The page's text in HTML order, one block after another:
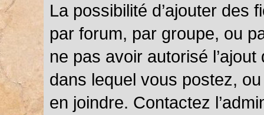
La possibilité d’ajouter des
par forum, par groupe, ou
ne pas avoir autorisé
dans lequel vous postez,
en joindre. Contactez